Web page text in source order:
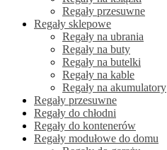
Regały przesuwne
Regały sklepowe
Regały na ubrania
Regały na buty
Regały na butelki
Regały na kable
Regały na akumulatory
Regały przesuwne
Regały do chłodni
Regały do kontenerów
Regały modułowe do domu